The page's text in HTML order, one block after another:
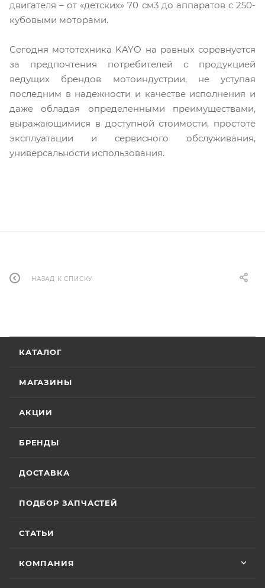
двигателя – от «детских» 70 см3 до аппаратов с 250-
кубовыми моторами.
Сегодня мототехника KAYO на равных соревнуется
за предпочтения потребителей с продукцией
ведущих брендов мотоиндустрии, не уступая
последним в надежности и качестве исполнения и
даже обладая определенными преимуществами,
выражающимися в доступной стоимости, простоте
эксплуатации и сервисного обслуживания,
универсальности использования.
НАЗАД К СПИСКУ
КАТАЛОГ
МАГАЗИНЫ
АКЦИИ
БРЕНДЫ
ДОСТАВКА
ПОДБОР ЗАПЧАСТЕЙ
СТАТЬИ
КОМПАНИЯ